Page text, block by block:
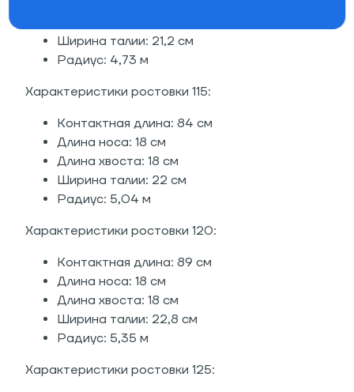
Ширина талии: 21,2 см
Радиус: 4,73 м
Характеристики ростовки 115:
Контактная длина: 84 см
Длина носа: 18 см
Длина хвоста: 18 см
Ширина талии: 22 см
Радиус: 5,04 м
Характеристики ростовки 120:
Контактная длина: 89 см
Длина носа: 18 см
Длина хвоста: 18 см
Ширина талии: 22,8 см
Радиус: 5,35 м
Характеристики ростовки 125: